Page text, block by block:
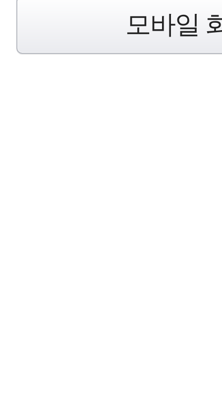
모바일